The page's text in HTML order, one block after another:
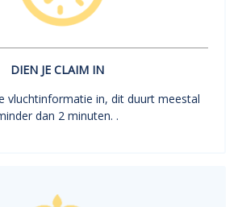
DIEN JE CLAIM IN
vluchtinformatie in, dit duurt meestal
dan 2 minuten. .